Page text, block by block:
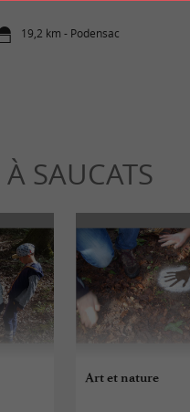
19,2 km - Podensac
À SAUCATS
Art et nature